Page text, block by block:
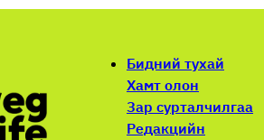
Бидний тухай
Хамт олон
Зар сурталчилгаа
Редакцийн